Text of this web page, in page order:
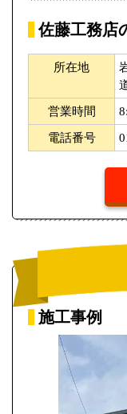
佐藤工務店
所在地
営業時間
電話番号
施工事例